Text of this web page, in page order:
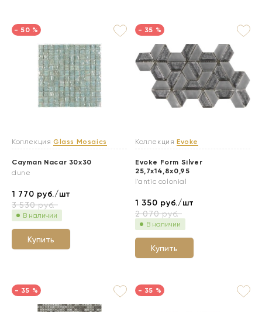
- 50 %
Коллекция Glass Mosaics
Cayman Nacar 30x30
dune
1 770 руб./шт
3 530руб.
В наличии
Купить
- 35 %
Коллекция Evoke
Evoke Form Silver
25,7x14,8x0,95
l'antic colonial
1 350 руб./шт
2 070руб.
В наличии
Купить
- 35 % - 35 %